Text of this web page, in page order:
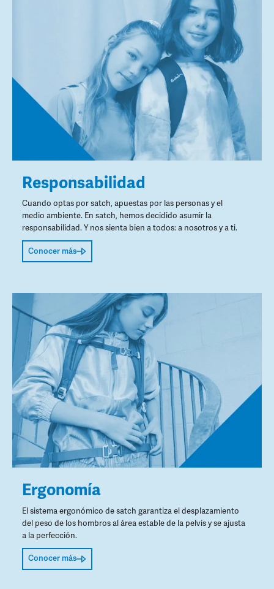
Responsabilidad
Cuando optas por satch, apuestas por las personas y el
medio ambiente. En satch, hemos decidido asumir la
responsabilidad. Y nos sienta bien a todos: a nosotros y a ti.
Conocer más
Ergonomía
El sistema ergonómico de satch garantiza el desplazamiento
del peso de los hombros al área estable de la pelvis y se ajusta
a la perfección.
Conocer más